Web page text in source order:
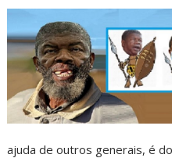
ajuda de outros generais, é